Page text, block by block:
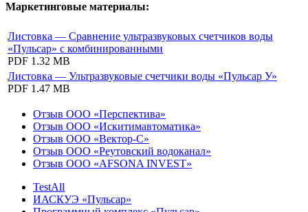
Маркетинговые материалы:
Листовка — Сравнение ультразвуковых счетчиков воды
«Пульсар» с комбинированными
PDF 1.32 MB
Листовка — Ультразвуковые счетчики воды «Пульсар У»
PDF 1.47 MB
Отзыв ООО «Перспектива»
Отзыв ООО «Искитимавтоматика»
Отзыв ООО «Вектор-С»
Отзыв ООО «Реутовский водоканал»
Отзыв ООО «AFSONA INVEST»
TestAll
ИАСКУЭ «Пульсар»